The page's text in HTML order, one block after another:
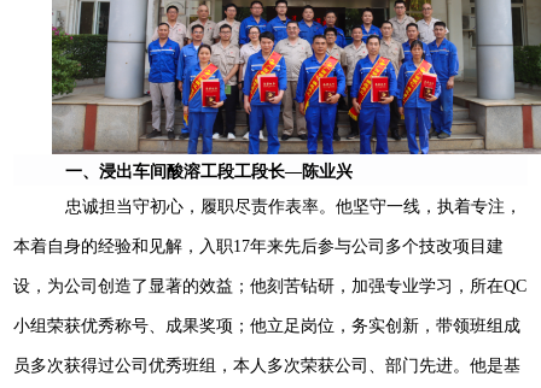
一、浸出车间酸溶工段工段长—陈业兴
忠诚担当守初心，履职尽责作表率。他坚守一线，执着专注，
本着自身的经验和见解，入职17年来先后参与公司多个技改项目建
设，为公司创造了显著的效益；他刻苦钻研，加强专业学习，所在QC
小组荣获优秀称号、成果奖项；他立足岗位，务实创新，带领班组成
员多次获得过公司优秀班组，本人多次荣获公司、部门先进。他是基